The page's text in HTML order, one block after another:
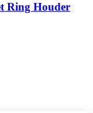
Ring Houder